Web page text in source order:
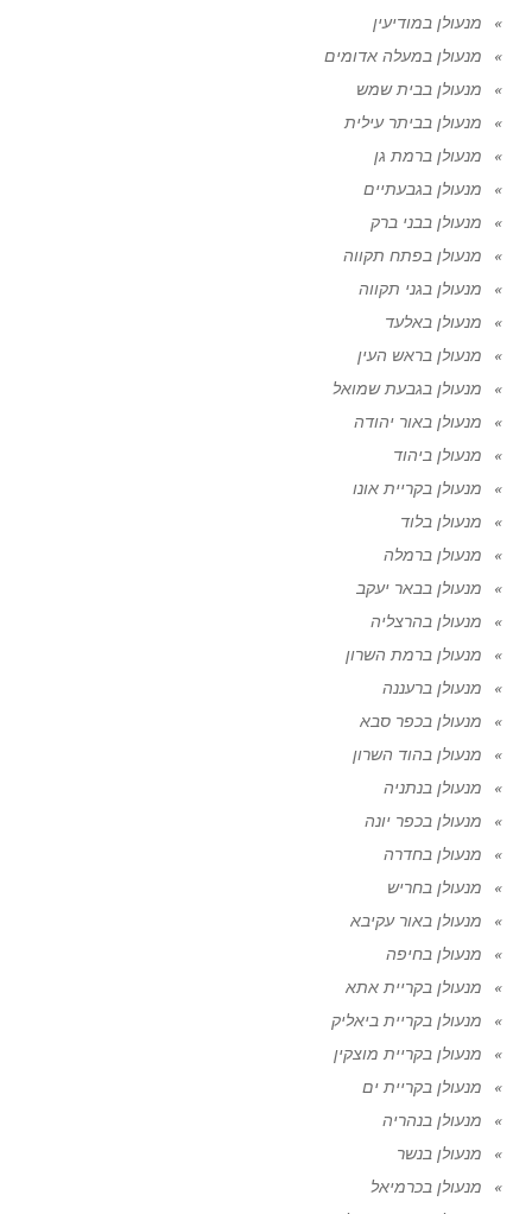
מנעולן במודיעין
מנעולן במעלה אדומים
מנעולן בבית שמש
מנעולן בביתר עילית
מנעולן ברמת גן
מנעולן בגבעתיים
מנעולן בבני ברק
מנעולן בפתח תקווה
מנעולן בגני תקווה
מנעולן באלעד
מנעולן בראש העין
מנעולן בגבעת שמואל
מנעולן באור יהודה
מנעולן ביהוד
מנעולן בקריית אונו
מנעולן בלוד
מנעולן ברמלה
מנעולן בבאר יעקב
מנעולן בהרצליה
מנעולן ברמת השרון
מנעולן ברעננה
מנעולן בכפר סבא
מנעולן בהוד השרון
מנעולן בנתניה
מנעולן בכפר יונה
מנעולן בחדרה
מנעולן בחריש
מנעולן באור עקיבא
מנעולן בחיפה
מנעולן בקריית אתא
מנעולן בקריית ביאליק
מנעולן בקריית מוצקין
מנעולן בקריית ים
מנעולן בנהריה
מנעולן בנשר
מנעולן בכרמיאל